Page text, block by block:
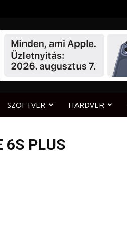
SZOFTVER HARDVER
6S PLUS